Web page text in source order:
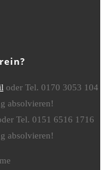
oder Tel. 0170 3053 104
absolvieren!
Tel. 0151 6516 1716
absolvieren!